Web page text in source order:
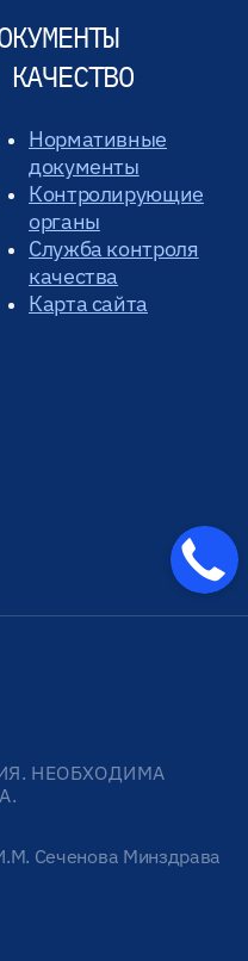
Нормативные
документы
Контролирующие
органы
Служба контроля
качества
Карта сайта
НЕОБХОДИМА
Сеченова Минздрава